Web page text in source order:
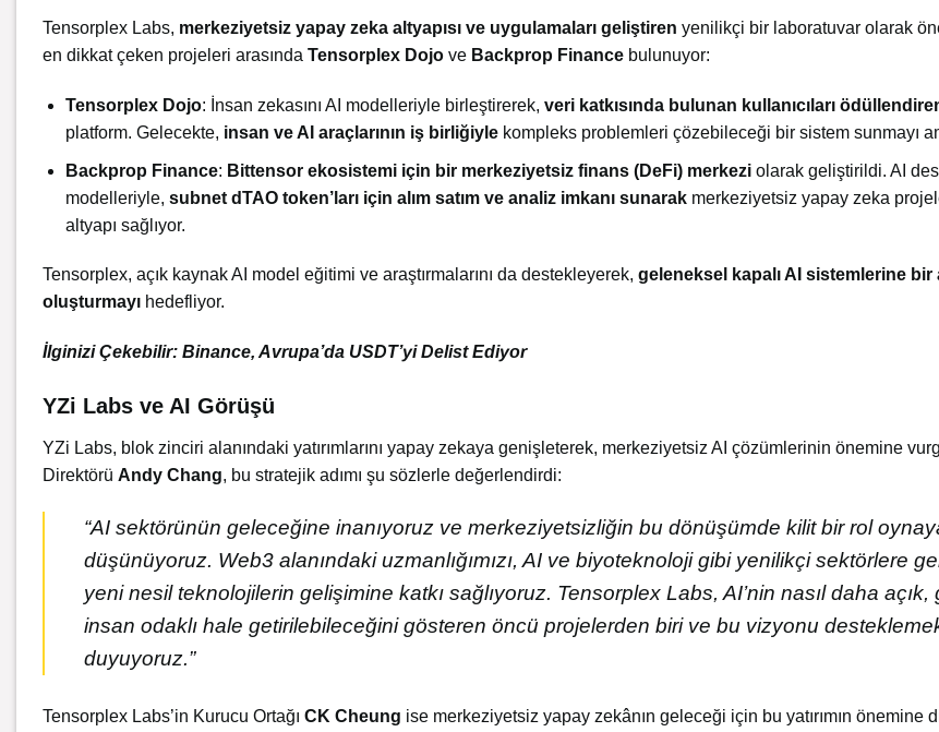
Tensorplex Labs, merkeziyetsiz yapay zeka altyapısı ve uygulamaları geliştiren yenilikçi bir laboratuvar olarak
en dikkat çeken projeleri arasında Tensorplex Dojo ve Backprop Finance bulunuyor:
Tensorplex Dojo: İnsan zekasını AI modelleriyle birleştirerek, veri katkısında bulunan kullanıcıları
platform. Gelecekte, insan ve AI araçlarının iş birliğiylekompleks problemleri çözebileceği bir sistem sunmayı
Backprop Finance: Bittensor ekosistemi için bir merkeziyetsiz finans (DeFi) merkeziolarak geliştirildi. AI
modelleriyle, subnet dTAO token’ları için alım satım ve analiz imkanı sunarakmerkeziyetsiz yapay zeka
altyapı sağlıyor.
Tensorplex, açık kaynak AI model eğitimi ve araştırmalarını da destekleyerek, geleneksel kapalı AI sistemlerine bir
oluşturmayı hedefliyor.
İlginizi Çekebilir: Binance, Avrupa’da USDT’yi Delist Ediyor
YZi Labs ve AI Görüşü
YZi Labs, blok zinciri alanındaki yatırımlarını yapay zekaya genişleterek, merkeziyetsiz AI çözümlerinin önemine
Direktörü Andy Chang, bu stratejik adımı şu sözlerle değerlendirdi:
“AI sektörünün geleceğine inanıyoruz ve merkeziyetsizliğin bu dönüşümde kilit bir rol
düşünüyoruz. Web3 alanındaki uzmanlığımızı, AI ve biyoteknoloji gibi yenilikçi sektörlere
yeni nesil teknolojilerin gelişimine katkı sağlıyoruz. Tensorplex Labs, AI’nin nasıl daha açık,
insan odaklı hale getirilebileceğini gösteren öncü projelerden biri ve bu vizyonu
duyuyoruz.”
Tensorplex Labs’in Kurucu Ortağı CK Cheung ise merkeziyetsiz yapay zekânın geleceği için bu yatırımın önemine